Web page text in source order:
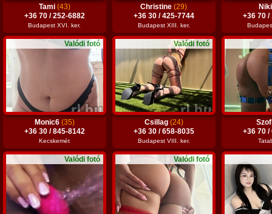
Tami (43)
+36 70 / 252-6882
Budapest XVI. ker.
Christine(29)
+36 30 / 425-7744
Budapest XIII. ker.
+36 70 /
Valódi fotó
Monic6 (35)
+36 30 / 845-8142
Kecskemét
Valódi fotó
Csillag (24)
+36 30 / 658-8035
Budapest VIII. ker.
+36 70 /
Valódi fotó Valódi fotó